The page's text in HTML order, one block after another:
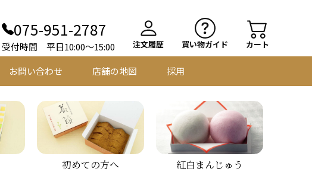
075-951-2787
受付時間 平日10:00～15:00 注文履歴 買い物ガイド カート
お問い合わせ 店舗の地図 採用
初めての方へ 紅白まんじゅう